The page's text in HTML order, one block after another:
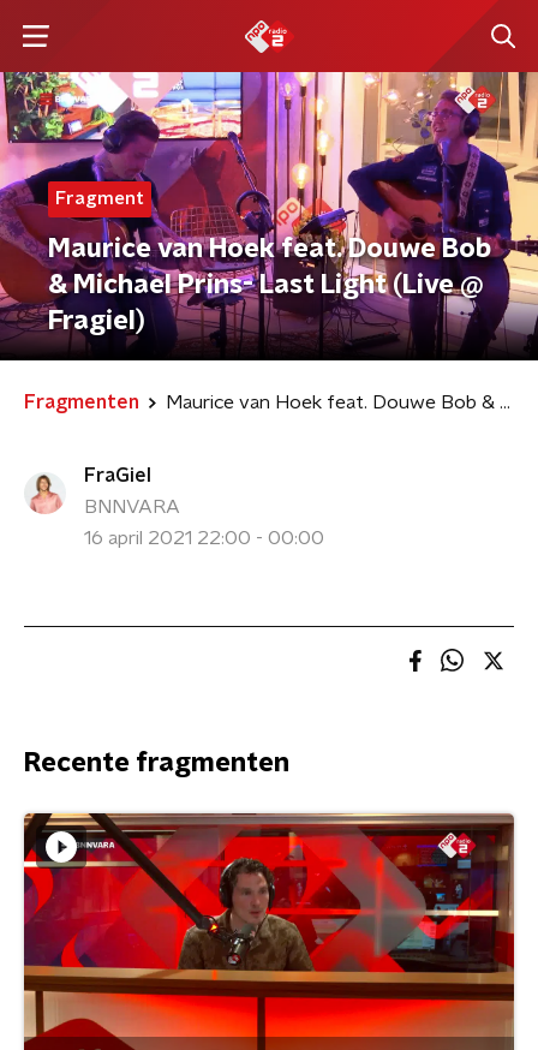
Fragment
Maurice van Hoek feat. Douwe Bob
& Michael Prins- Last Light (Live @
Fragiel)
Fragmenten Maurice van Hoek feat. Douwe Bob & Michael Prins- Last Light (Live @ Fragiel)
FraGiel
BNNVARA
16 april 2021 22:00 - 00:00
Recente fragmenten